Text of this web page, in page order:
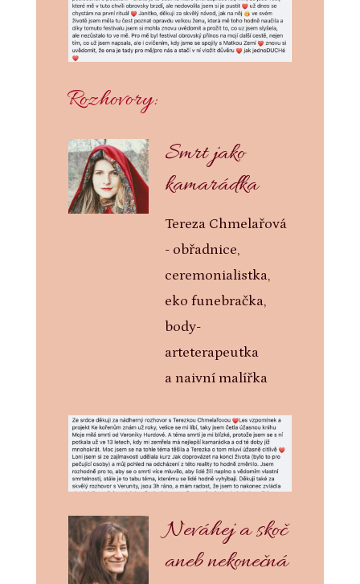
Rozhovory:
Smrt jako
kamarádka
Tereza Chmelařová
- obřadnice,
ceremonialistka,
eko funebračka,
body-
arteterapeutka
a naivní malířka
Neváhej a skoč
aneb nekonečná